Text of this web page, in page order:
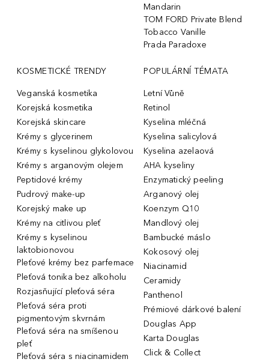
Mandarin
TOM FORD Private Blend
Tobacco Vanille
Prada Paradoxe
KOSMETICKÉ TRENDY
Veganská kosmetika
Korejská kosmetika
Korejská skincare
Krémy s glycerinem
Krémy s kyselinou glykolovou
Krémy s arganovým olejem
Peptidové krémy
Pudrový make-up
Korejský make up
Krémy na citlivou pleť
Krémy s kyselinou
laktobionovou
Pleťové krémy bez parfemace
Pleťová tonika bez alkoholu
Rozjasňující pleťová séra
Pleťová séra proti
pigmentovým skvrnám
Pleťová séra na smíšenou
pleť
Pleťová séra s niacinamidem
POPULÁRNÍ TÉMATA
Letní Vůně
Retinol
Kyselina mléčná
Kyselina salicylová
Kyselina azelaová
AHA kyseliny
Enzymatický peeling
Arganový olej
Koenzym Q10
Mandlový olej
Bambucké máslo
Kokosový olej
Niacinamid
Ceramidy
Panthenol
Prémiové dárkové balení
Douglas App
Karta Douglas
Click & Collect